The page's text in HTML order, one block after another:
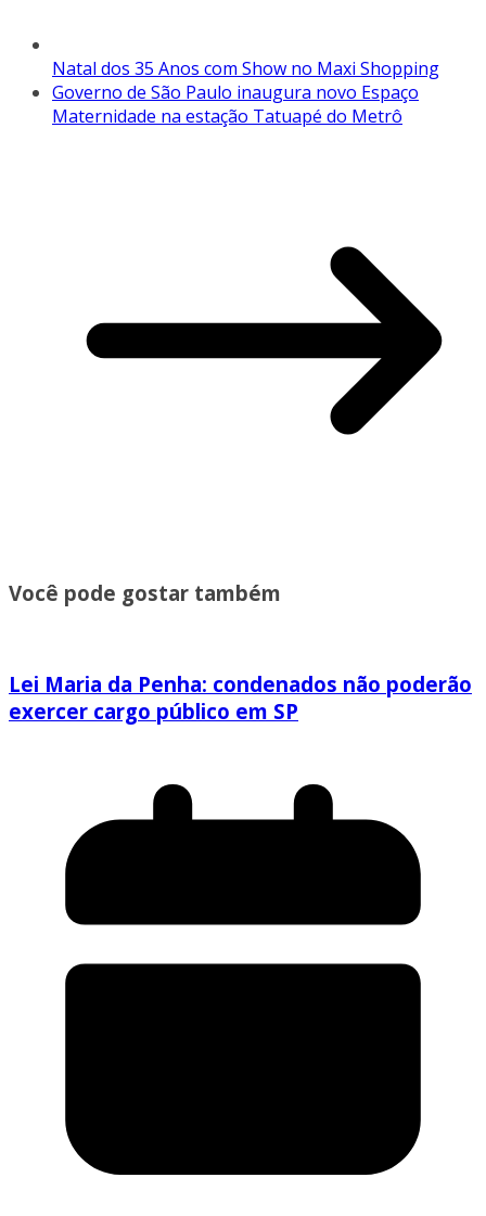
Natal dos 35 Anos com Show no Maxi Shopping
Governo de São Paulo inaugura novo Espaço
Maternidade na estação Tatuapé do Metrô
Você pode gostar também
Lei Maria da Penha: condenados não poderão
exercer cargo público em SP